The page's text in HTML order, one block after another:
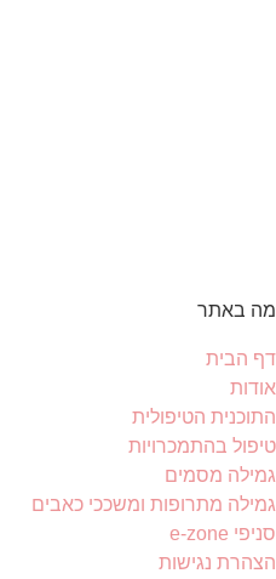
מה באתר
דף הבית
אודות
התוכנית הטיפולית
טיפול בהתמכרויות
גמילה מסמים
גמילה מתרופות ומשככי כאבים
סניפי e-zone
הצהרת נגישות